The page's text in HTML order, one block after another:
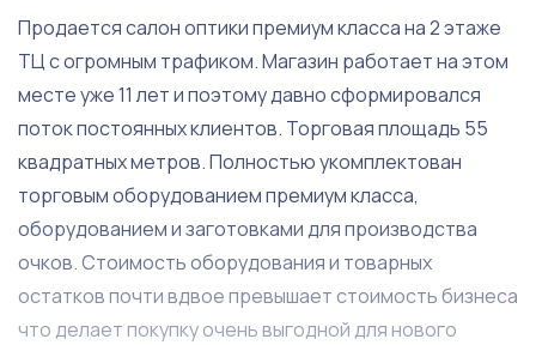
Продается салон оптики премиум класса на 2 этаже
ТЦ с огромным трафиком. Магазин работает на этом
месте уже 11 лет и поэтому давно сформировался
поток постоянных клиентов. Торговая площадь 55
квадратных метров. Полностью укомплектован
торговым оборудованием премиум класса,
оборудованием и заготовками для производства
очков. Стоимость оборудования и товарных
остатков почти вдвое превышает стоимость бизнеса
что делает покупку очень выгодной для нового